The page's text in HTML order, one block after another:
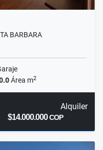
BARBARA
Área m2
Alquiler
$14.000.000COP